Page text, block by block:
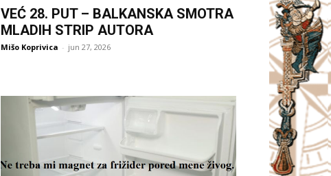
VEĆ 28. PUT – BALKANSKA SMOTRA
MLADIH STRIP AUTORA
Mišo Koprivica - jun 27, 2026